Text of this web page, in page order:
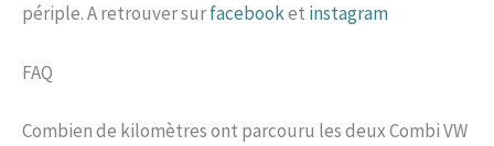
périple. A retrouver surfacebooket instagram
FAQ
Combien de kilomètres ont parcouru les deux Combi VW